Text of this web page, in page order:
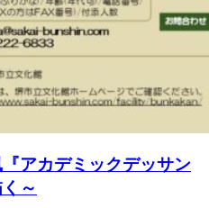
『アカデミックデッサン
～